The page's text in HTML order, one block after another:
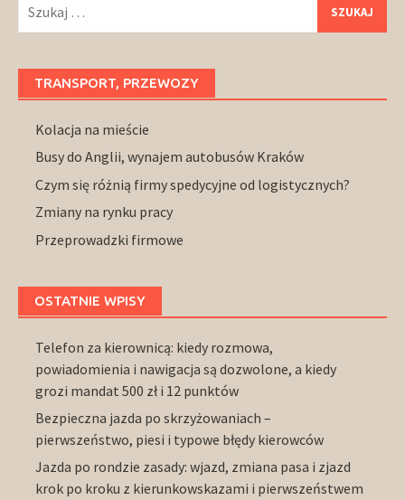
TRANSPORT, PRZEWOZY
Kolacja na mieście
Busy do Anglii, wynajem autobusów Kraków
Czym się różnią firmy spedycyjne od logistycznych?
Zmiany na rynku pracy
Przeprowadzki firmowe
OSTATNIE WPISY
Telefon za kierownicą: kiedy rozmowa,
powiadomienia i nawigacja są dozwolone, a kiedy
grozi mandat 500 zł i 12 punktów
Bezpieczna jazda po skrzyżowaniach –
pierwszeństwo, piesi i typowe błędy kierowców
Jazda po rondzie zasady: wjazd, zmiana pasa i zjazd
krok po kroku z kierunkowskazami i pierwszeństwem